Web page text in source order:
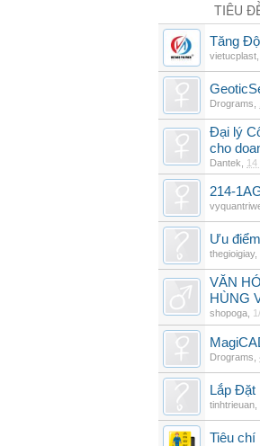
TIÊU
Tăng
vietucplast
Drograms
Đại lý
cho
Dantek 14
214-
Ưu
thegioigiay,
VĂN
HÙNG
shopoga
Drograms
Lắp Đặt
tinhtrieuan
Tiêu chí